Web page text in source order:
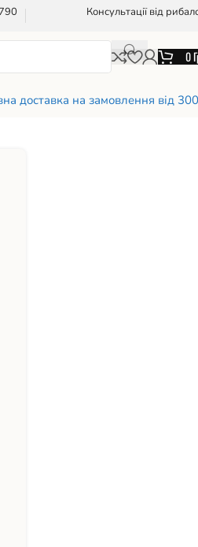
Консультації від
0
доставка на замовлення від